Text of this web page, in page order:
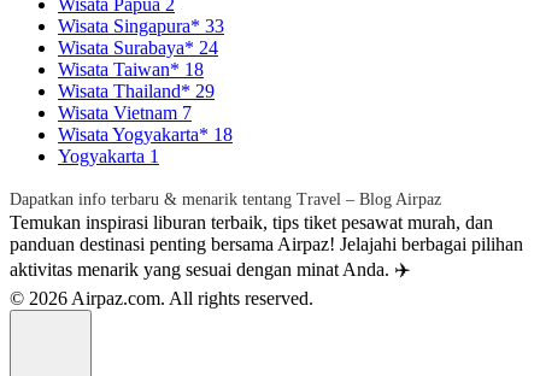
Wisata Papua 2
Wisata Singapura* 33
Wisata Surabaya* 24
Wisata Taiwan* 18
Wisata Thailand* 29
Wisata Vietnam 7
Wisata Yogyakarta* 18
Yogyakarta 1
Dapatkan info terbaru & menarik tentang Travel – Blog Airpaz
Temukan inspirasi liburan terbaik, tips tiket pesawat murah, dan
panduan destinasi penting bersama Airpaz! Jelajahi berbagai pilihan
aktivitas menarik yang sesuai dengan minat Anda. ✈️
© 2026 Airpaz.com. All rights reserved.